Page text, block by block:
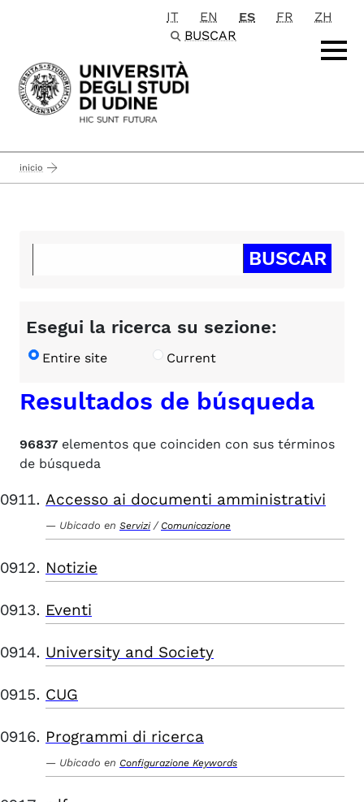
Passa al contenuto principale
IT EN ES FR
ZH
BUSCAR
inicio
Esegui la ricerca su sezione:
Entire site Current
Resultados de búsqueda
96837 elementos que coinciden con sus términos
de búsqueda
Accesso ai documenti amministrativi
Ubicado en Servizi / Comunicazione
Notizie
Eventi
University and Society
CUG
Programmi di ricerca
Ubicado en Configurazione Keywords